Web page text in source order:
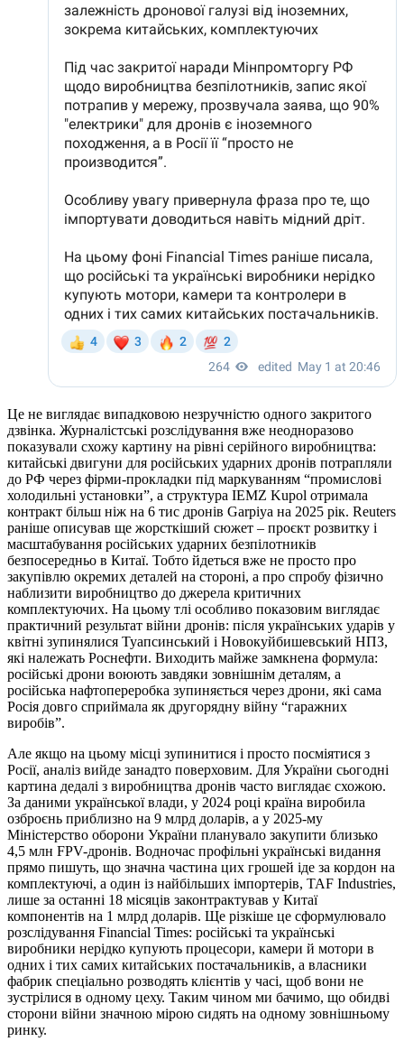
Це не виглядає випадковою незручністю одного закритого
дзвінка. Журналістські розслідування вже неодноразово
показували схожу картину на рівні серійного виробництва:
китайські двигуни для російських ударних дронів потрапляли
до РФ через фірми-прокладки під маркуванням “промислові
холодильні установки”, а структура IEMZ Kupol отримала
контракт більш ніж на 6 тис дронів Garpiya на 2025 рік. Reuters
раніше описував ще жорсткіший сюжет – проєкт розвитку і
масштабування російських ударних безпілотників
безпосередньо в Китаї. Тобто йдеться вже не просто про
закупівлю окремих деталей на стороні, а про спробу фізично
наблизити виробництво до джерела критичних
комплектуючих. На цьому тлі особливо показовим виглядає
практичний результат війни дронів: після українських ударів у
квітні зупинялися Туапсинський і Новокуйбишевський НПЗ,
які належать Роснефти. Виходить майже замкнена формула:
російські дрони воюють завдяки зовнішнім деталям, а
російська нафтопереробка зупиняється через дрони, які сама
Росія довго сприймала як другорядну війну “гаражних
виробів”.
Але якщо на цьому місці зупинитися і просто посміятися з
Росії, аналіз вийде занадто поверховим. Для України сьогодні
картина дедалі з виробництва дронів часто виглядає схожою.
За даними української влади, у 2024 році країна виробила
озброєнь приблизно на 9 млрд доларів, а у 2025-му
Міністерство оборони України планувало закупити близько
4,5 млн FPV-дронів. Водночас профільні українські видання
прямо пишуть, що значна частина цих грошей іде за кордон на
комплектуючі, а один із найбільших імпортерів, TAF Industries,
лише за останні 18 місяців законтрактував у Китаї
компонентів на 1 млрд доларів. Ще різкіше це сформулювало
розслідування Financial Times: російські та українські
виробники нерідко купують процесори, камери й мотори в
одних і тих самих китайських постачальників, а власники
фабрик спеціально розводять клієнтів у часі, щоб вони не
зустрілися в одному цеху. Таким чином ми бачимо, що обидві
сторони війни значною мірою сидять на одному зовнішньому
ринку.